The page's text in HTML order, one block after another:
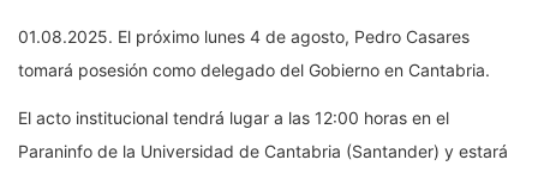
01.08.2025. El próximo lunes 4 de agosto, Pedro Casares
tomará posesión como delegado del Gobierno en Cantabria.
El acto institucional tendrá lugar a las 12:00 horas en el
Paraninfo de la Universidad de Cantabria (Santander) y estará